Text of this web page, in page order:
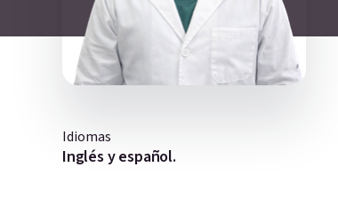
Idiomas
Inglés y español.